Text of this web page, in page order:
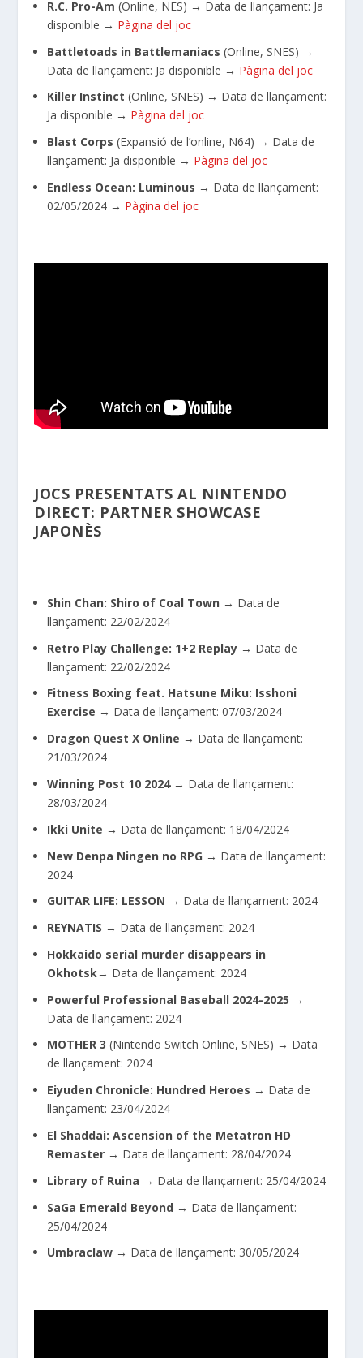
R.C. Pro-Am (Online, NES) → Data de llançament: Ja
disponible → Pàgina del joc
Battletoads in Battlemaniacs (Online, SNES) →
Data de llançament: Ja disponible → Pàgina del joc
Killer Instinct (Online, SNES) → Data de llançament:
Ja disponible → Pàgina del joc
Blast Corps (Expansió de l’online, N64) → Data de
llançament: Ja disponible → Pàgina del joc
Endless Ocean: Luminous → Data de llançament:
02/05/2024 → Pàgina del joc
JOCS PRESENTATS AL NINTENDO
DIRECT: PARTNER SHOWCASE
JAPONÈS
Shin Chan: Shiro of Coal Town → Data de
llançament: 22/02/2024
Retro Play Challenge: 1+2 Replay → Data de
llançament: 22/02/2024
Fitness Boxing feat. Hatsune Miku: Isshoni
Exercise → Data de llançament: 07/03/2024
Dragon Quest X Online → Data de llançament:
21/03/2024
Winning Post 10 2024 → Data de llançament:
28/03/2024
Ikki Unite → Data de llançament: 18/04/2024
New Denpa Ningen no RPG → Data de llançament:
2024
GUITAR LIFE: LESSON → Data de llançament: 2024
REYNATIS → Data de llançament: 2024
Hokkaido serial murder disappears in
Okhotsk→ Data de llançament: 2024
Powerful Professional Baseball 2024-2025 →
Data de llançament: 2024
MOTHER 3 (Nintendo Switch Online, SNES) → Data
de llançament: 2024
Eiyuden Chronicle: Hundred Heroes → Data de
llançament: 23/04/2024
El Shaddai: Ascension of the Metatron HD
Remaster → Data de llançament: 28/04/2024
Library of Ruina → Data de llançament: 25/04/2024
SaGa Emerald Beyond → Data de llançament:
25/04/2024
Umbraclaw → Data de llançament: 30/05/2024